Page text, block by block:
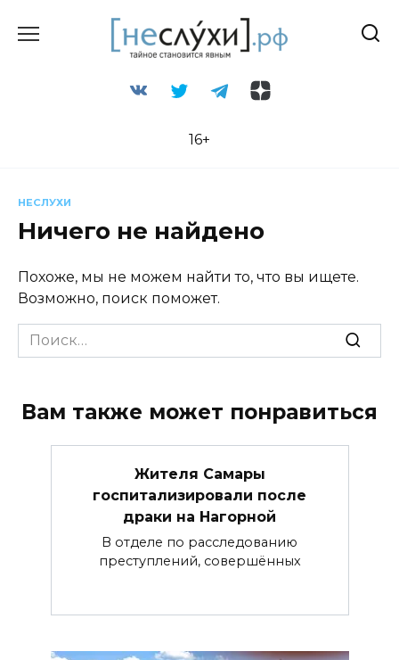
16+
НЕСЛУХИ
Ничего не найдено
Похоже, мы не можем найти то, что вы ищете.
Возможно, поиск поможет.
Search
for:
Вам также может понравиться
Жителя Самары
госпитализировали после
драки на Нагорной
В отделе по расследованию
преступлений, совершённых